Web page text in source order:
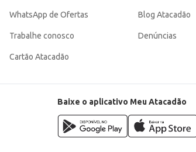
WhatsApp de Ofertas
Trabalhe conosco
Cartão Atacadão
Blog Atacadão
Denúncias
Baixe o aplicativo Meu Atacadão